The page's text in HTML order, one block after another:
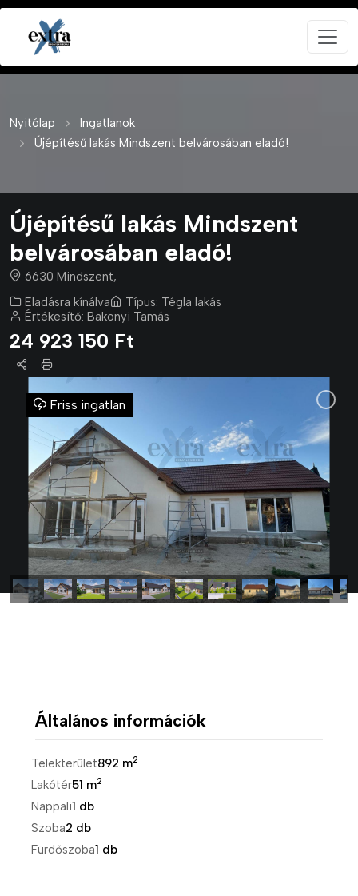
Nyitólap
Ingatlanok
Újépítésű lakás Mindszent belvárosában eladó!
Újépítésű lakás Mindszent
belvárosában eladó!
6630 Mindszent,
Eladásra kínálva
Típus: Tégla lakás
Értékesítő: Bakonyi Tamás
24 923 150 Ft
Friss ingatlan
Általános információk
Telekterület892 m2
Lakótér51 m2
Nappali1 db
Szoba2 db
Fürdőszoba1 db